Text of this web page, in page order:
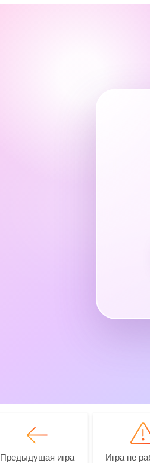
Предыдущая игра Игра не